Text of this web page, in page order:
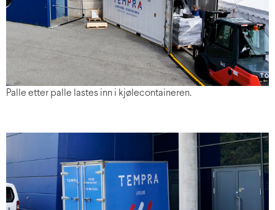
Palle etter palle lastes inn i kjølecontaineren.